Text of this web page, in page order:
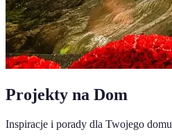
Projekty na Dom
Inspiracje i porady dla Twojego domu